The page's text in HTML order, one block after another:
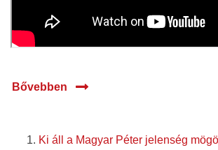
Bővebben
Ki áll a Magyar Péter jelenség